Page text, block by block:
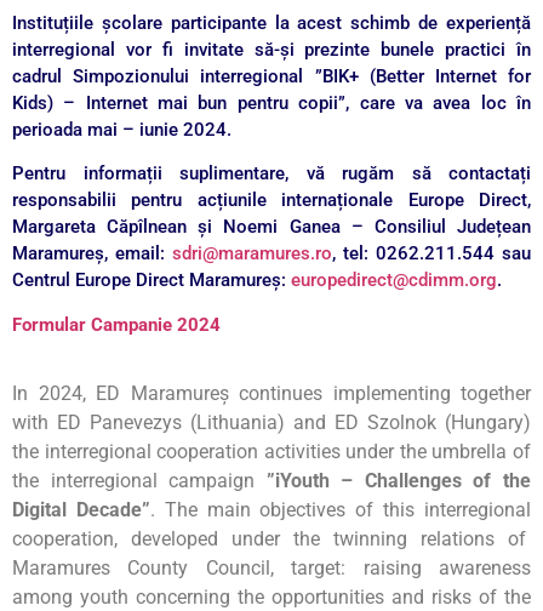
Instituțiile școlare participante la acest schimb de experiență
interregional vor fi invitate să-și prezinte bunele practici în
cadrul Simpozionului interregional ”BIK+ (Better Internet for
Kids) – Internet mai bun pentru copii”, care va avea loc în
perioada mai – iunie 2024.
Pentru informații suplimentare, vă rugăm să contactați
responsabilii pentru acțiunile internaționale Europe Direct,
Margareta Căpîlnean și Noemi Ganea – Consiliul Județean
Maramureș, email: sdri@maramures.ro, tel: 0262.211.544 sau
Centrul Europe Direct Maramureș: europedirect@cdimm.org.
Formular Campanie 2024
In 2024, ED Maramureș continues implementing together
with ED Panevezys (Lithuania) and ED Szolnok (Hungary)
the interregional cooperation activities under the umbrella of
the interregional campaign ”iYouth – Challenges of the
Digital Decade”. The main objectives of this interregional
cooperation, developed under the twinning relations of
Maramures County Council, target: raising awareness
among youth concerning the opportunities and risks of the